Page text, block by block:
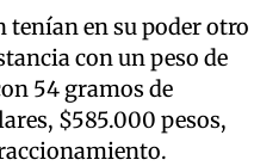
en su poder otro
con un peso de
54 gramos de
$585.000 pesos,